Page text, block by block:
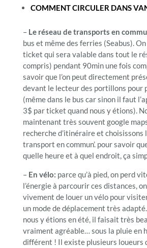
COMMENT CIRCULER DANS
– Le réseau de transports en
bus et même des ferries (Seabus).
ticket qui sera valable dans tout le
compris) pendant 90min une fois
savoir que l’on peut directement
devant le lecteur des portillons pour
(même dans le bus car sinon il faut
3$ par ticket quand nous y étions).
maintenant très souvent google
recherche d’itinéraire et choisissons
transport en commun’. pour savoir
quelle heure et à quel endroit, ça
– En vélo: parce qu’à pied, on perd
l’énergie à parcourir ces distances,
vivement de louer un vélo pour
un mode de déplacement très
nous y étions en été, il faisait très
vraiment agréable… sous la pluie en
différent ! Il existe plusieurs loueurs